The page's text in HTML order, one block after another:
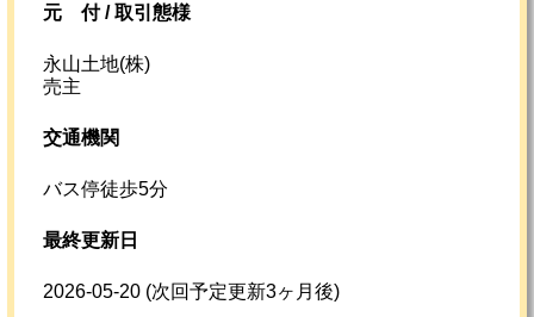
元 付 /取引態様
永山土地(株)
売主
交通機関
バス停徒歩5分
最終更新日
2026-05-20 (次回予定更新3ヶ月後)